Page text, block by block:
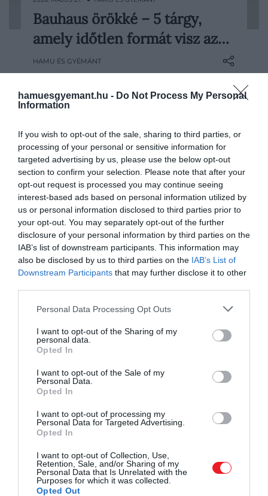
hamuesgyemant.hu - Do Not Process My Personal
Information
If you wish to opt-out of the sale, sharing to third parties, or
processing of your personal or sensitive information for
targeted advertising by us, please use the below opt-out
section to confirm your selection. Please note that after your
opt-out request is processed you may continue seeing
interest-based ads based on personal information utilized by
us or personal information disclosed to third parties prior to
your opt-out. You may separately opt-out of the further
disclosure of your personal information by third parties on the
IAB’s list of downstream participants. This information may
also be disclosed by us to third parties on the IAB’s List of
Downstream Participants that may further disclose it to other
Please note that this website/app uses one or more Google
not limited to your visit or usage behaviour. You may click to
grant or deny consent to Google and its third-party tags to
use your data for below specified purposes in below Google
consent section.
Personal Data Processing Opt Outs
I want to opt-out of the Sharing of my
personal data.
Opted In
I want to opt-out of the Sale of my
Personal Data.
Opted In
I want to opt-out of processing my
Personal Data for Targeted Advertising.
Opted In
I want to opt-out of Collection, Use,
Retention, Sale, and/or Sharing of my
Personal Data that Is Unrelated with the
Purposes for which it was collected.
Opted Out
Legújabb válogatásunkban a Bauhaus
tiszta geometriája találkozik a
mindennapok tárgyaival. Szék, lámpa,
teáskanna, poháralátét és könyv – dolgok,
mai napig ennyire friss ez a több mint
százéves…
Bauhaus örökké – 5 tárgy,
amely időtlen formát visz az…
HAMU ÉS GYÉMÁNT